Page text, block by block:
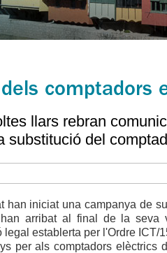
comptadors
llars rebran
substitució del
han iniciat una campanya de
arribat al final de la seva
establerta per l'Ordre ICT/
per als comptadors elèctrics